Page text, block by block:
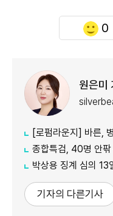
0
원은미
[로펌라운지] 바른, 병원 AI
종합특검, 40명 안팎
박상용 징계 심의 13일
기자의 다른기사